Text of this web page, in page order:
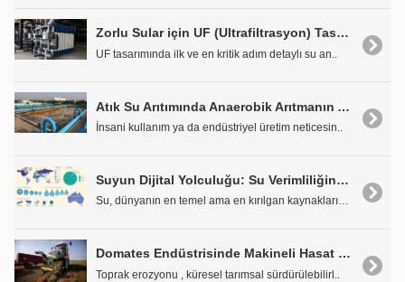
Zorlu Sular için UF (Ultrafiltrasyon) Tasarım Kriterleri
UF tasarımında ilk ve en kritik adım detaylı su an..
Atık Su Arıtımında Anaerobik Arıtmanın Aerobik Arıtmaya Göre Avantajları
İnsani kullanım ya da endüstriyel üretim neticesin..
Suyun Dijital Yolculuğu: Su Verimliliğinden Dijital Su Ayak İzine Uzanan Bir Bakış
Su, dünyanın en temel ama en kırılgan kaynaklarınd..
Domates Endüstrisinde Makineli Hasat ve Çevre Sorunları
Toprak erozyonu , küresel tarımsal sürdürülebilirl..